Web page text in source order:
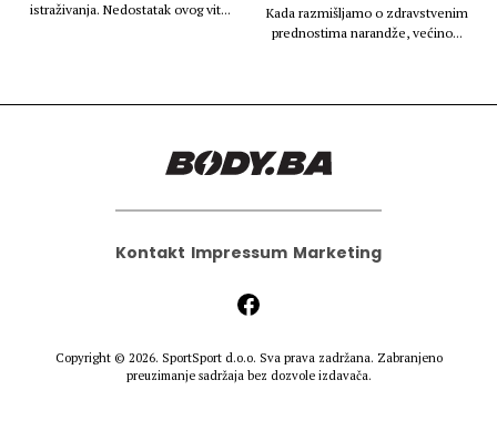
istraživanja. Nedostatak ovog vit...
Kada razmišljamo o zdravstvenim
prednostima narandže, većino...
Kontakt Impressum Marketing
Copyright © 2026. SportSport d.o.o. Sva prava zadržana. Zabranjeno
preuzimanje sadržaja bez dozvole izdavača.